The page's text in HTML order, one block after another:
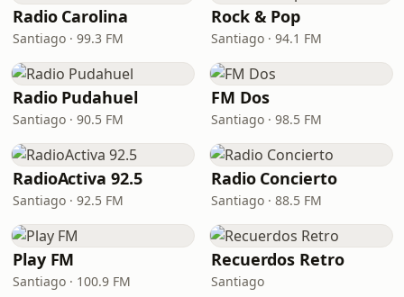
Radio Carolina
Santiago · 99.3 FM
Rock & Pop
Santiago · 94.1 FM
Radio Pudahuel
Santiago · 90.5 FM
FM Dos
Santiago · 98.5 FM
RadioActiva 92.5
Santiago · 92.5 FM
Radio Concierto
Santiago · 88.5 FM
Play FM
Santiago · 100.9 FM
Recuerdos Retro
Santiago